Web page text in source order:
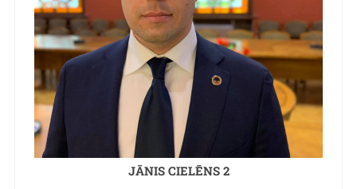
JĀNIS CIELĒNS 2